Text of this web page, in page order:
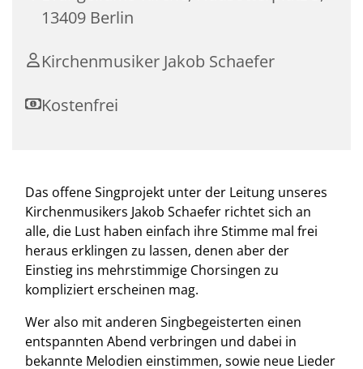
13409 Berlin
Kirchenmusiker Jakob Schaefer
Kostenfrei
Das offene Singprojekt unter der Leitung unseres
Kirchenmusikers Jakob Schaefer richtet sich an
alle, die Lust haben einfach ihre Stimme mal frei
heraus erklingen zu lassen, denen aber der
Einstieg ins mehrstimmige Chorsingen zu
kompliziert erscheinen mag.
Wer also mit anderen Singbegeisterten einen
entspannten Abend verbringen und dabei in
bekannte Melodien einstimmen, sowie neue Lieder